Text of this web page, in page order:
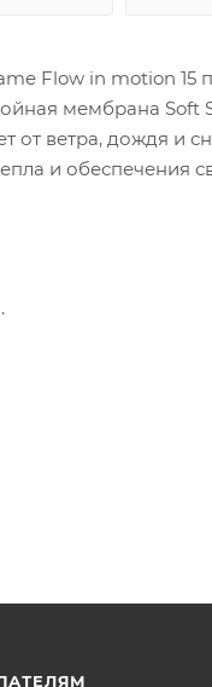
Flow in motion 15
мембрана
от ветра, дождя и
и обеспечения